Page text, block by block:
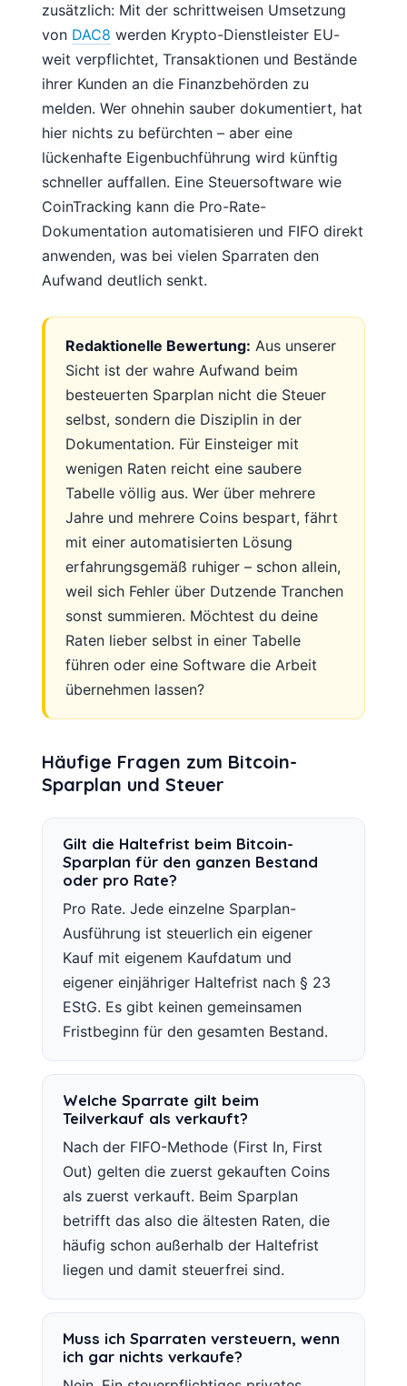
zusätzlich: Mit der schrittweisen Umsetzung
von DAC8 werden Krypto-Dienstleister EU-
weit verpflichtet, Transaktionen und Bestände
ihrer Kunden an die Finanzbehörden zu
melden. Wer ohnehin sauber dokumentiert, hat
hier nichts zu befürchten – aber eine
lückenhafte Eigenbuchführung wird künftig
schneller auffallen. Eine Steuersoftware wie
CoinTracking kann die Pro-Rate-
Dokumentation automatisieren und FIFO direkt
anwenden, was bei vielen Sparraten den
Aufwand deutlich senkt.
Redaktionelle Bewertung: Aus unserer
Sicht ist der wahre Aufwand beim
besteuerten Sparplan nicht die Steuer
selbst, sondern die Disziplin in der
Dokumentation. Für Einsteiger mit
wenigen Raten reicht eine saubere
Tabelle völlig aus. Wer über mehrere
Jahre und mehrere Coins bespart, fährt
mit einer automatisierten Lösung
erfahrungsgemäß ruhiger – schon allein,
weil sich Fehler über Dutzende Tranchen
sonst summieren. Möchtest du deine
Raten lieber selbst in einer Tabelle
führen oder eine Software die Arbeit
übernehmen lassen?
Häufige Fragen zum Bitcoin-
Sparplan und Steuer
Gilt die Haltefrist beim Bitcoin-
Sparplan für den ganzen Bestand
oder pro Rate?
Pro Rate. Jede einzelne Sparplan-
Ausführung ist steuerlich ein eigener
Kauf mit eigenem Kaufdatum und
eigener einjähriger Haltefrist nach § 23
EStG. Es gibt keinen gemeinsamen
Fristbeginn für den gesamten Bestand.
Welche Sparrate gilt beim
Teilverkauf als verkauft?
Nach der FIFO-Methode (First In, First
Out) gelten die zuerst gekauften Coins
als zuerst verkauft. Beim Sparplan
betrifft das also die ältesten Raten, die
häufig schon außerhalb der Haltefrist
liegen und damit steuerfrei sind.
Muss ich Sparraten versteuern, wenn
ich gar nichts verkaufe?